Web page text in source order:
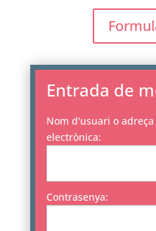
Entrada de
Nom d'usuari o
electrònica:
Contrasenya: